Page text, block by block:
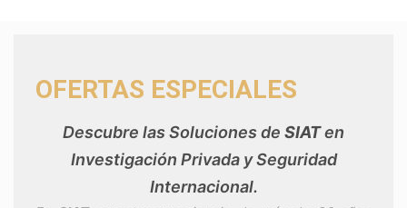
OFERTAS ESPECIALES
Descubre las Soluciones de SIATen
Investigación Privada y Seguridad
Internacional.